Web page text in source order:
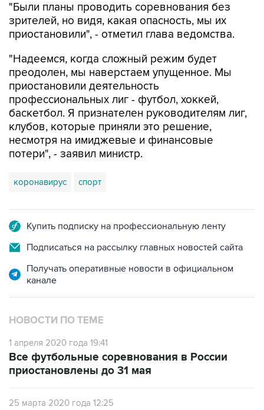
"Были планы проводить соревнования без
зрителей, но видя, какая опасность, мы их
приостановили", - отметил глава ведомства.
"Надеемся, когда сложный режим будет
преодолен, мы наверстаем упущенное. Мы
приостановили деятельность
профессиональных лиг - футбол, хоккей,
баскетбол. Я признателен руководителям лиг,
клубов, которые приняли это решение,
несмотря на имиджевые и финансовые
потери", - заявил министр.
коронавирус спорт
Купить подписку на профессиональную ленту
Подписаться на рассылку главных новостей сайта
Получать оперативные новости в официальном
канале
НОВОСТИ ПО ТЕМЕ
1 апреля 2020 года 19:41
Все футбольные соревнования в России
приостановлены до 31 мая
25 марта 2020 года 12:25